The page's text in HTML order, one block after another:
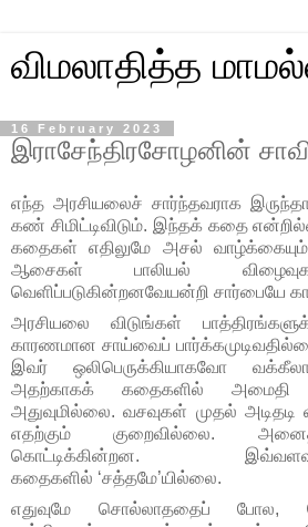
விமலாதித்த
16 February 2023
இராசேந்திரசோழனின்
எந்த அரசியலைச் சார்ந்தவராக
கண் சிமிட்டிவிடும். இந்தக் கதை
கதைகள் எதிலுமே அசல்
ஆசைகள் பாலியல்
வெளிப்படுகின்றனவேயன்றி சார்பையே
அரசியலை விடுங்கள்
காரணமான சாய்வைப்
இவர் ஒலிபெருக்கியாகவோ
அதற்காகக் கதைகளில் அமைதி
அதுவுமில்லை. வசவுகள் முதல்
எதற்கும் குறைவில்லை.
கொட்டிக்கின்றன.
கதைகளில் ‘சத்தமே’யில்லை.
எதுவுமே சொல்லாததைப் போல,